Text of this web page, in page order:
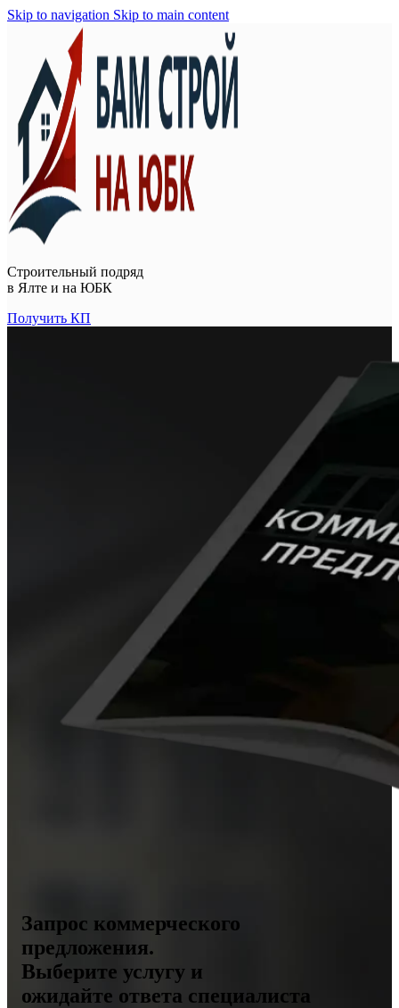
Skip to navigation Skip to main content
Строительный подряд
в Ялте и на ЮБК
Получить КП
Запрос коммерческого
предложения.
Выберите услугу и
ожидайте ответа специалиста